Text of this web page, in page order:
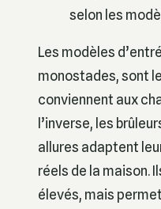
selon les
Les modèles
monostades, sont
conviennent aux
l’inverse, les
allures adaptent
réels de la maison.
élevés, mais